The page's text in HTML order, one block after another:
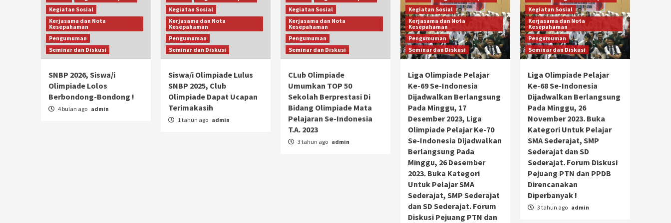
Kegiatan Sosial
Kerjasama dan Nota
Kesepahaman
Pengumuman
Seminar dan Diskusi
SNBP 2026, Siswa/i
Olimpiade Lolos
Berbondong-Bondong !
4 bulan ago admin
Kegiatan Sosial
Kerjasama dan Nota
Kesepahaman
Pengumuman
Seminar dan Diskusi
Siswa/i Olimpiade Lulus
SNBP 2025, Club
Olimpiade Dapat Ucapan
Terimakasih
1 tahun ago admin
Kegiatan Sosial
Kerjasama dan Nota
Kesepahaman
Pengumuman
Seminar dan Diskusi
CLub Olimpiade
Umumkan TOP 50
Sekolah Berprestasi Di
Bidang Olimpiade Mata
Pelajaran Se-Indonesia
T.A. 2023
3 tahun ago admin
Kegiatan Sosial
Kerjasama dan Nota
Kesepahaman
Pengumuman
Seminar dan Diskusi
Liga Olimpiade Pelajar
Ke-69 Se-Indonesia
Dijadwalkan Berlangsung
Pada Minggu, 17
Desember 2023, Liga
Olimpiade Pelajar Ke-70
Se-Indonesia Dijadwalkan
Berlangsung Pada
Minggu, 26 Desember
2023. Buka Kategori
Untuk Pelajar SMA
Sederajat, SMP Sederajat
dan SD Sederajat. Forum
Diskusi Pejuang PTN dan
Kegiatan Sosial
Kerjasama dan Nota
Kesepahaman
Pengumuman
Seminar dan Diskusi
Liga Olimpiade Pelajar
Ke-68 Se-Indonesia
Dijadwalkan Berlangsung
Pada Minggu, 26
November 2023. Buka
Kategori Untuk Pelajar
SMA Sederajat, SMP
Sederajat dan SD
Sederajat. Forum Diskusi
Pejuang PTN dan PPDB
Direncanakan
Diperbanyak !
3 tahun ago admin